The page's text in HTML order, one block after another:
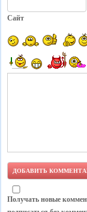
Сайт
Получать новые